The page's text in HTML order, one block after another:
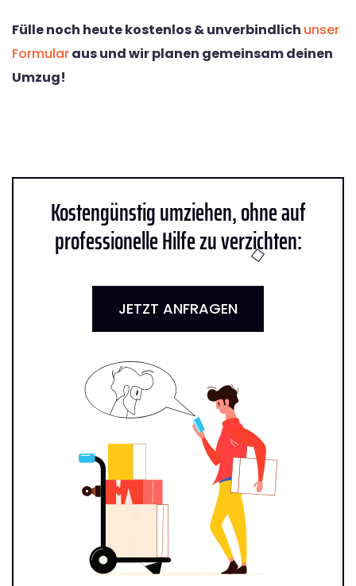
Fülle noch heute kostenlos & unverbindlich unser
Formularaus und wir planen gemeinsam deinen
Umzug!
Kostengünstig umziehen, ohne auf
professionelle Hilfe zu verzichten:
JETZT ANFRAGEN